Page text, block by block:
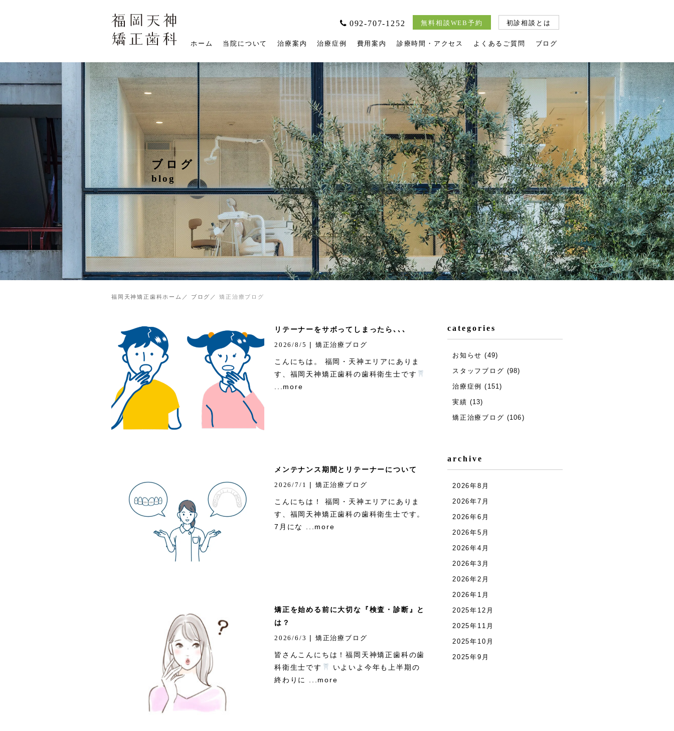
ホーム 当院について 治療案内 治療症例 費用案内 診療時間・アクセス よくあるご質問 ブログ
092-707-1252 無料相談WEB予約 初診相談とは
ブログ
blog
福岡天神矯正歯科ホーム ブログ 矯正治療ブログ
リテーナーをサボってしまったら､､､
2026/8/5 | 矯正治療ブログ
こんにちは。 福岡・天神エリアにありま
す、福岡天神矯正歯科の歯科衛生士です
...more
メンテナンス期間とリテーナーについて
2026/7/1 | 矯正治療ブログ
こんにちは！ 福岡・天神エリアにありま
す、福岡天神矯正歯科の歯科衛生士です。
7月にな ...more
矯正を始める前に大切な『検査・診断』と
は？
2026/6/3 | 矯正治療ブログ
皆さんこんにちは！福岡天神矯正歯科の歯
科衛生士です
いよいよ今年も上半期の
終わりに ...more
categories
お知らせ (49)
スタッフブログ (98)
治療症例 (151)
実績 (13)
矯正治療ブログ (106)
archive
2026年8月
2026年7月
2026年6月
2026年5月
2026年4月
2026年3月
2026年2月
2026年1月
2025年12月
2025年11月
2025年10月
2025年9月